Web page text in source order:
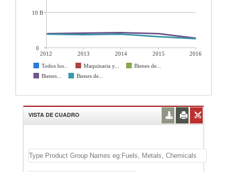
2012 2013 2014 2015
2016
Todos los...
Maquinaria y...
Bienes de...
Bienes...
Bienes de...
10 B
0
VISTA DE CUADRO